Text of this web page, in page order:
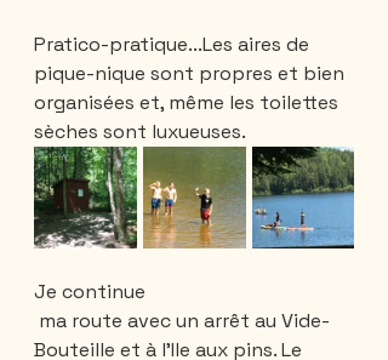
Pratico-pratique...Les aires de
pique-nique sont propres et bien
organisées et, même les toilettes
sèches sont luxueuses.
Je continue
Bouteille et à l’Ile aux pins. Le